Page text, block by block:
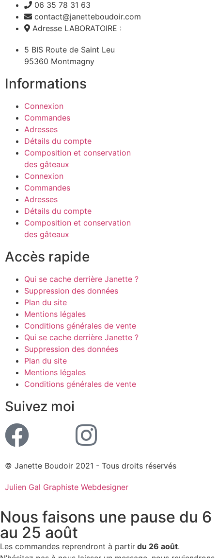
06 35 78 31 63
contact@janetteboudoir.com
Adresse LABORATOIRE :
5 BIS Route de Saint Leu
95360 Montmagny
Informations
Connexion
Commandes
Adresses
Détails du compte
Composition et conservation
des gâteaux
Connexion
Commandes
Adresses
Détails du compte
Composition et conservation
des gâteaux
Accès rapide
Qui se cache derrière Janette ?
Suppression des données
Plan du site
Mentions légales
Conditions générales de vente
Qui se cache derrière Janette ?
Suppression des données
Plan du site
Mentions légales
Conditions générales de vente
Suivez moi
© Janette Boudoir 2021 - Tous droits réservés
Julien Gal Graphiste Webdesigner
Nous faisons une pause du 6
au 25 août
Les commandes reprendront à partir du 26 août.